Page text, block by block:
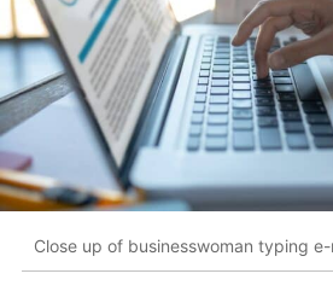
Close up of businesswoman typing